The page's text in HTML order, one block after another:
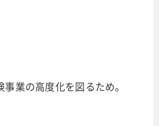
業の高度化を図るため。